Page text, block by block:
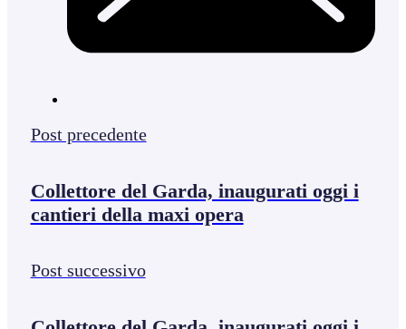
Post precedente
Collettore del Garda, inaugurati oggi i
cantieri della maxi opera
Post successivo